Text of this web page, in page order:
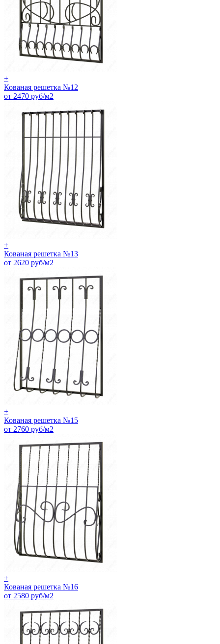
+
Кованая решетка №12
от 2470 руб/м2
+
Кованая решетка №13
от 2620 руб/м2
+
Кованая решетка №15
от 2760 руб/м2
+
Кованая решетка №16
от 2580 руб/м2